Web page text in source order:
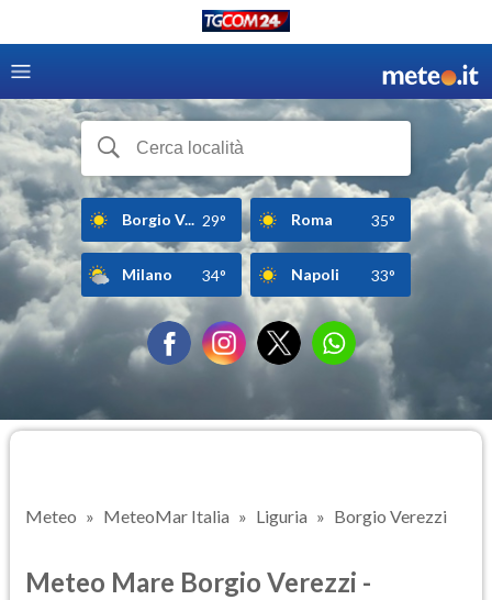
Borgio V... 29° Roma 35°
Milano 34° Napoli 33°
Meteo MeteoMar Italia Liguria Borgio Verezzi
Meteo Mare Borgio Verezzi -